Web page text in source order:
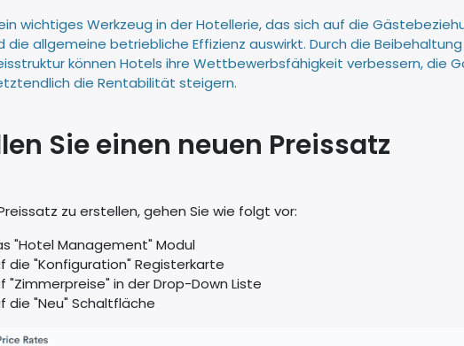
wichtiges Werkzeug in der Hotellerie, das sich auf die
allgemeine betriebliche Effizienz auswirkt. Durch die
können Hotels ihre Wettbewerbsfähigkeit verbessern, die
die Rentabilität steigern.
Sie einen neuen Preissatz
zu erstellen, gehen Sie wie folgt vor:
"Hotel Management" Modul
die "Konfiguration" Registerkarte
"Zimmerpreise" in der Drop-Down Liste
die "Neu" Schaltfläche